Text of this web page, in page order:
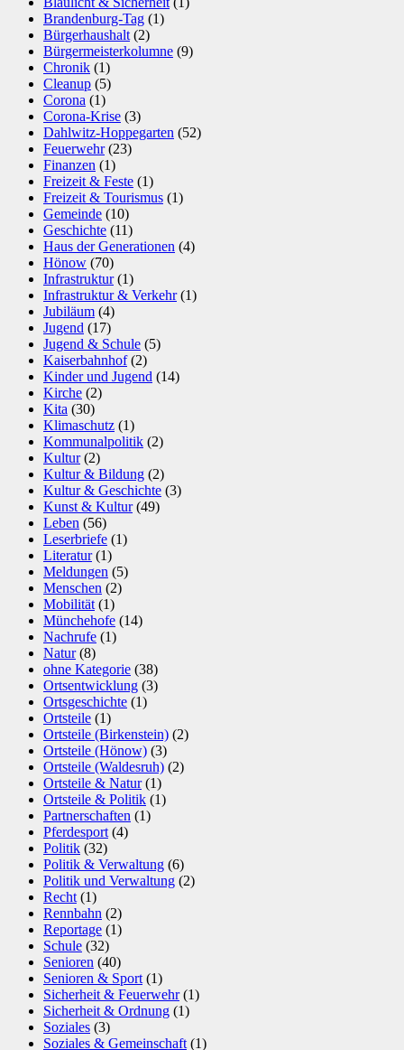
Brandenburg-Tag (1)
Bürgerhaushalt (2)
Bürgermeisterkolumne (9)
Chronik (1)
Cleanup (5)
Corona (1)
Corona-Krise (3)
Dahlwitz-Hoppegarten (52)
Feuerwehr(23)
Finanzen (1)
Freizeit & Feste (1)
Freizeit & Tourismus (1)
Gemeinde (10)
Geschichte (11)
Haus der Generationen (4)
Hönow (70)
Infrastruktur(1)
Infrastruktur & Verkehr(1)
Jubiläum (4)
Jugend (17)
Jugend & Schule (5)
Kaiserbahnhof(2)
Kinder und Jugend (14)
Kirche (2)
Kita (30)
Klimaschutz (1)
Kommunalpolitik (2)
Kultur(2)
Kultur & Bildung (2)
Kultur & Geschichte (3)
Kunst & Kultur(49)
Leben (56)
Leserbriefe (1)
Literatur(1)
Meldungen (5)
Menschen (2)
Mobilität (1)
Münchehofe (14)
Nachrufe (1)
Natur(8)
ohne Kategorie (38)
Ortsentwicklung (3)
Ortsgeschichte (1)
Ortsteile (1)
Ortsteile (Birkenstein) (2)
Ortsteile (Hönow) (3)
Ortsteile (Waldesruh) (2)
Ortsteile & Natur(1)
Ortsteile & Politik (1)
Partnerschaften (1)
Pferdesport (4)
Politik (32)
Politik & Verwaltung (6)
Politik und Verwaltung (2)
Recht (1)
Rennbahn (2)
Reportage (1)
Schule (32)
Senioren (40)
Senioren & Sport (1)
Sicherheit & Feuerwehr(1)
Sicherheit & Ordnung (1)
Soziales (3)
Soziales & Gemeinschaft (1)